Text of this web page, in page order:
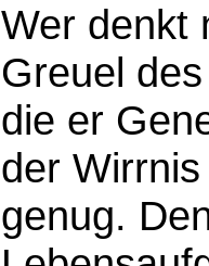
Wer denkt
Greuel
die er
der
genug.